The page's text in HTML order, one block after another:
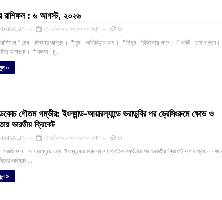
রাশিফল :‌ ‌‌৬ আগস্ট, ২০২৬
৮/০৬/২০২৬ ০৬:০০:০০ AM 0
* মেষ– মিথ্যার আশ্রয়। * বৃষ– অতিরিক্ত আয়। * মিথুন– চিকিৎসায় লাভ। * কর্কট– রাগ বাড়বে।
আশঙ্কা। * কন্যা– চু...
»
গৌতম গম্ভীর: ইংল্যান্ড-আয়ারল্যান্ডে ভরাডুবির পর ড্রেসিংরুমে ক্ষোভ ও
ভারতীয় ক্রিকেট
৮/০৫/২০২৬ ০৮:০২:০০ PM 0
প্রতিবেদন : আয়ারল্যান্ড এবং ইংল্যান্ডের বিরুদ্ধে সাম্প্রতিক ব্যর্থতার পর ভারতীয় ক্রিকেট দলের প্রধান কোচ
ভবিষ্যৎ ...
»